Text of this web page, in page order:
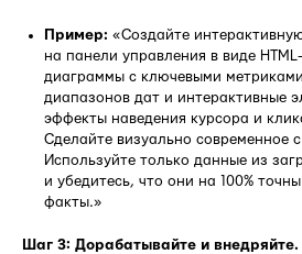
Пример: «Создайте
на панели управления в виде
диаграммы с ключевыми
диапазонов дат и интерактивные
эффекты наведения курсора и
Сделайте визуально современное
Используйте только данные из
и убедитесь, что они на 100%
факты.»
Шаг 3: Дорабатывайте и внедряйте.